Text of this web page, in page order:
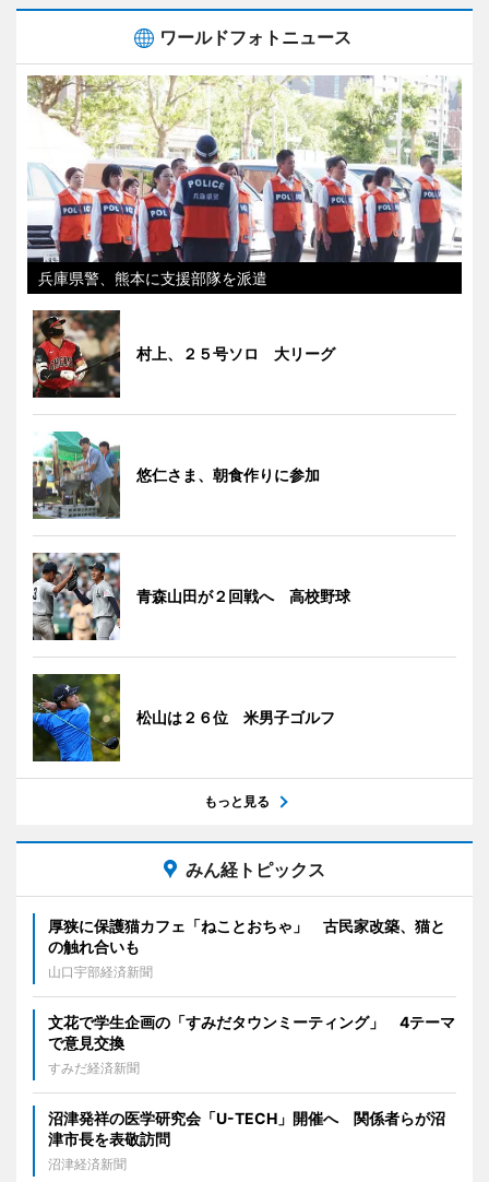
ワールドフォトニュース
兵庫県警、熊本に支援部隊を派遣
村上、２５号ソロ 大リーグ
悠仁さま、朝食作りに参加
青森山田が２回戦へ 高校野球
松山は２６位 米男子ゴルフ
もっと見る
みん経トピックス
厚狭に保護猫カフェ「ねことおちゃ」 古民家改築、猫と
の触れ合いも
山口宇部経済新聞
文花で学生企画の「すみだタウンミーティング」 4テーマ
で意見交換
すみだ経済新聞
沼津発祥の医学研究会「U-TECH」開催へ 関係者らが沼
津市長を表敬訪問
沼津経済新聞